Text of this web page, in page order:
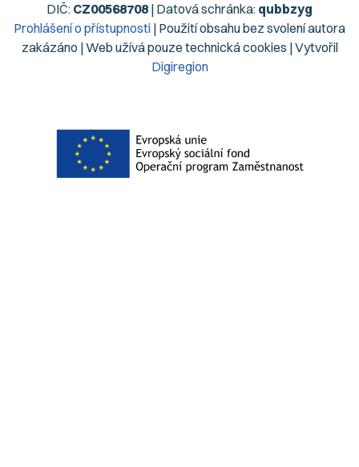
DIČ: CZ00568708 | Datová schránka: qubbzyg
Prohlášení o přístupnosti | Použití obsahu bez svolení autora
zakázáno | Web užívá pouze technická cookies | Vytvořil
Digiregion